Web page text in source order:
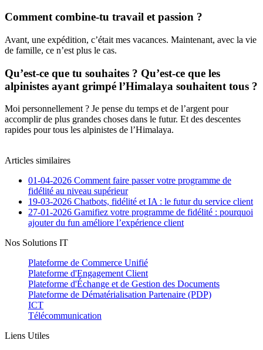
Comment combine-tu travail et passion ?
Avant, une expédition, c’était mes vacances. Maintenant, avec la vie
de famille, ce n’est plus le cas.
Qu’est-ce que tu souhaites ? Qu’est-ce que les
alpinistes ayant grimpé l’Himalaya souhaitent tous ?
Moi personnellement ? Je pense du temps et de l’argent pour
accomplir de plus grandes choses dans le futur. Et des descentes
rapides pour tous les alpinistes de l’Himalaya.
Articles similaires
01-04-2026 Comment faire passer votre programme de
fidélité au niveau supérieur
19-03-2026 Chatbots, fidélité et IA : le futur du service client
27-01-2026 Gamifiez votre programme de fidélité : pourquoi
ajouter du fun améliore l’expérience client
Nos Solutions IT
Plateforme de Commerce Unifié
Plateforme d'Engagement Client
Plateforme d'Échange et de Gestion des Documents
Plateforme de Dématérialisation Partenaire (PDP)
ICT
Télécommunication
Liens Utiles